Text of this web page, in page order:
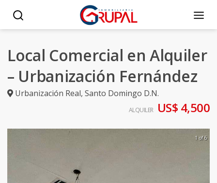
Local Comercial en Alquiler
– Urbanización Fernández
Urbanización Real, Santo Domingo D.N.
ALQUILER US$ 4,500
1 of 6